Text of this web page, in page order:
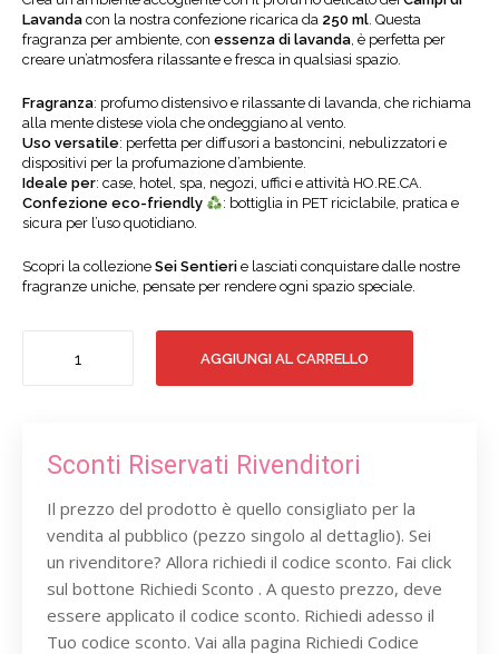
Lavanda con la nostra confezione ricarica da 250 ml. Questa
fragranza per ambiente, con essenza di lavanda, è perfetta per
creare un’atmosfera rilassante e fresca in qualsiasi spazio.
Fragranza: profumo distensivo e rilassante di lavanda, che richiama
alla mente distese viola che ondeggiano al vento.
Uso versatile: perfetta per diffusori a bastoncini, nebulizzatori e
dispositivi per la profumazione d’ambiente.
Ideale per: case, hotel, spa, negozi, uffici e attività HO.RE.CA.
Confezione eco-friendly
: bottiglia in PET riciclabile, pratica e
sicura per l’uso quotidiano.
Scopri la collezione Sei Sentieri e lasciati conquistare dalle nostre
fragranze uniche, pensate per rendere ogni spazio speciale.
LAVANDA
AGGIUNGI AL CARRELLO
Sconti Riservati Rivenditori
Il prezzo del prodotto è quello consigliato per la
vendita al pubblico (pezzo singolo al dettaglio). Sei
un rivenditore? Allora richiedi il codice sconto. Fai click
sul bottone Richiedi Sconto . A questo prezzo, deve
essere applicato il codice sconto. Richiedi adesso il
Tuo codice sconto. Vai alla pagina Richiedi Codice